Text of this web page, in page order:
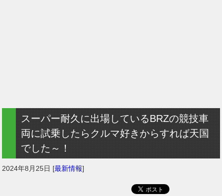
スーパー耐久に出場しているBRZの競技車
両に試乗したらクルマ好きからすれば天国
でした～！
2024年8月25日 [最新情報]